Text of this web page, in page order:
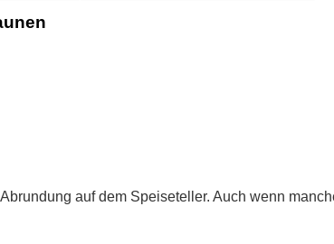
auf dem Speiseteller. Auch wenn